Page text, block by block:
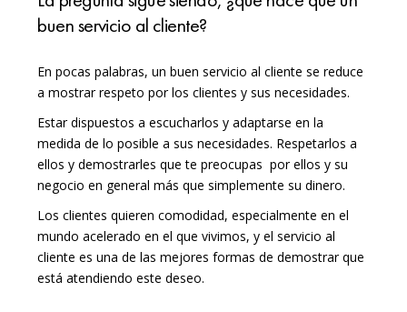
buen servicio al cliente?
En pocas palabras, un buen servicio al cliente se reduce
a mostrar respeto por los clientes y sus necesidades.
Estar dispuestos a escucharlos y adaptarse en la
medida de lo posible a sus necesidades. Respetarlos a
ellos y demostrarles que te preocupas por ellos y su
negocio en general más que simplemente su dinero.
Los clientes quieren comodidad, especialmente en el
mundo acelerado en el que vivimos, y el servicio al
cliente es una de las mejores formas de demostrar que
está atendiendo este deseo.